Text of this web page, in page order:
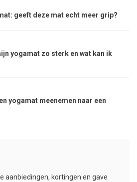
geeft deze mat echt meer grip?
yogamat zo sterk en wat kan ik
yogamat meenemen naar een
aanbiedingen, kortingen en gave